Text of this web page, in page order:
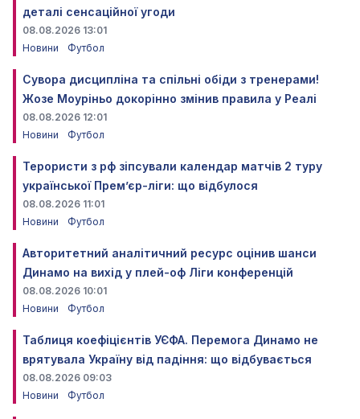
деталі сенсаційної угоди
08.08.2026 13:01
Новини
Футбол
Сувора дисципліна та спільні обіди з тренерами!
Жозе Моуріньо докорінно змінив правила у Реалі
08.08.2026 12:01
Новини
Футбол
Терористи з рф зіпсували календар матчів 2 туру
української Прем’єр-ліги: що відбулося
08.08.2026 11:01
Новини
Футбол
Авторитетний аналітичний ресурс оцінив шанси
Динамо на вихід у плей-оф Ліги конференцій
08.08.2026 10:01
Новини
Футбол
Таблиця коефіцієнтів УЄФА. Перемога Динамо не
врятувала Україну від падіння: що відбувається
08.08.2026 09:03
Новини
Футбол